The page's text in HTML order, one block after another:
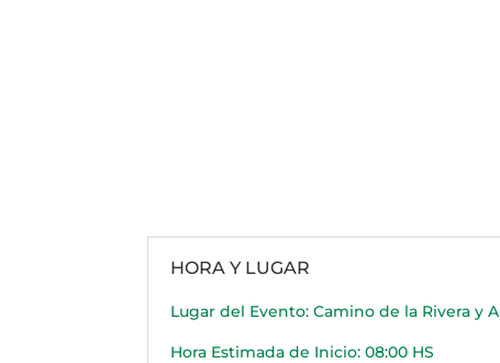
HORA Y LUGAR
Lugar del Evento: Camino de la Rivera y
Hora Estimada de Inicio:08:00 HS